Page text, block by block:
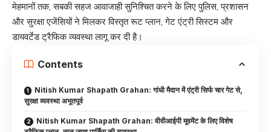
मेहमानों तक, सबकी सहज आवाजाही सुनिश्चित करने के लिए पुलिस, प्रशासन
और सुरक्षा एजेंसियों ने मिलकर विस्तृत रूट प्लान, गेट एंट्री सिस्टम और
डायवर्टेड ट्रैफिक व्यवस्था लागू कर दी है।
Contents
Nitish Kumar Shapath Grahan: गांधी मैदान में एंट्री सिर्फ चार गेट से,
सुरक्षा व्यवस्था अभूतपूर्व
Nitish Kumar Shapath Grahan: वीवीआईपी मूवमेंट के लिए विशेष